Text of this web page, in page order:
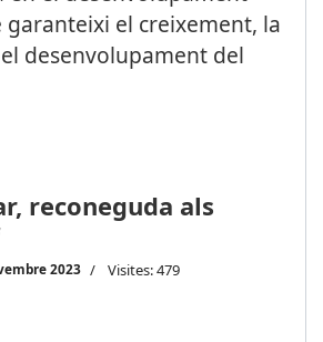
reconeguda als
2023 Visites: 479